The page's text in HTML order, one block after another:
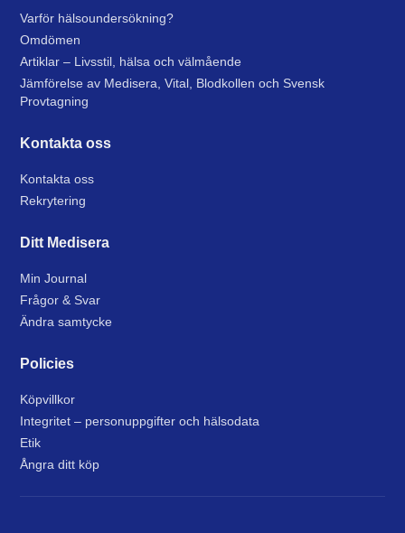
Varför hälsoundersökning?
Omdömen
Artiklar – Livsstil, hälsa och välmående
Jämförelse av Medisera, Vital, Blodkollen och Svensk
Provtagning
Kontakta oss
Kontakta oss
Rekrytering
Ditt Medisera
Min Journal
Frågor & Svar
Ändra samtycke
Policies
Köpvillkor
Integritet – personuppgifter och hälsodata
Etik
Ångra ditt köp